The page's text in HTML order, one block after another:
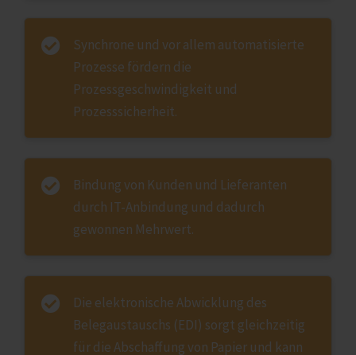
Synchrone und vor allem automatisierte
Prozesse fördern die
Prozessgeschwindigkeit und
Prozesssicherheit.
Bindung von Kunden und Lieferanten
durch IT-Anbindung und dadurch
gewonnen Mehrwert.
Die elektronische Abwicklung des
Belegaustauschs (EDI) sorgt gleichzeitig
für die Abschaffung von Papier und kann